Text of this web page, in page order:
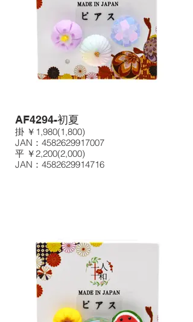
AF4294-初夏
掛 ￥1,980(1,800)
JAN：4582629917007
平 ￥2,200(2,000)
JAN：4582629914716